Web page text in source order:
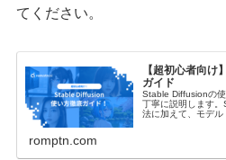
てください。
【超初心者向
ガイド
Stable Diffusionの
丁寧に説明します
法に加えて、モデル
romptn.com